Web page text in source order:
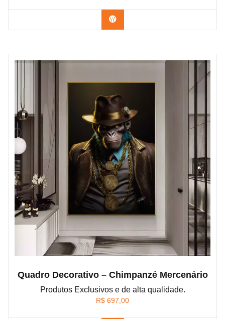
Confira os modelos
Quadro Decorativo – Chimpanzé Mercenário
Produtos Exclusivos e de alta qualidade.
R$ 697,00